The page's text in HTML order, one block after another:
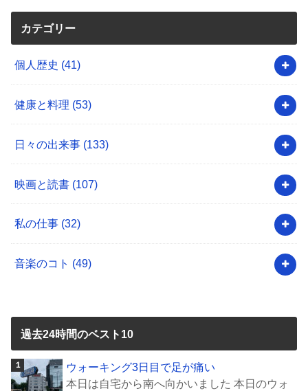
カテゴリー
個人歴史 (41)
健康と料理 (53)
日々の出来事 (133)
映画と読書 (107)
私の仕事 (32)
音楽のコト (49)
過去24時間のベスト10
ウォーキング3日目で足が痛い
本日は自宅から南へ向かいました 本日のウォ